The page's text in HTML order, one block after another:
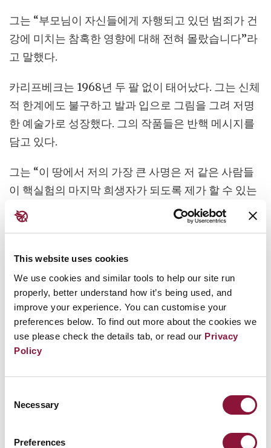
This website uses cookies
We use cookies and similar tools to help our site run
properly, better understand how it’s being used, and
improve your experience. You can customise your
preferences below. To find out more about the cookies we
use please check the details tab, or read our Privacy
Policy
Selection
Necessary
Preferences
그는 “부모님이 자신들에게 자행되고 있던 범죄가 건
강에 미치는 참혹한 영향에 대해 전혀 몰랐습니다”라
고 말했다.
카리프베크는 1968년 두 팔 없이 태어났다. 그는 신체
적 한계에도 불구하고 발과 입으로 그림을 그려 저명
한 예술가로 성장했다. 그의 작품들은 반핵 메시지를
담고 있다.
그는 “이 땅에서 저의 가장 큰 사명은 저 같은 사람들
이 핵실험의 마지막 희생자가 되도록 제가 할 수 있는
모든 일을 하는 것입니다”라고 말했다. 이어 “지구 어
느 곳에서도 이러한 일이 되풀이되는 것을 원하지 않
들은 건강하기를 바랍니다!”라고 말했다.
1949년부터 1989년까지 소련은 세미팔란틴스크에서
450회가 넘는 핵폭발 실험을 했으며, 이는 전 세계 핵
실험의 4분의 1에 해당한다.